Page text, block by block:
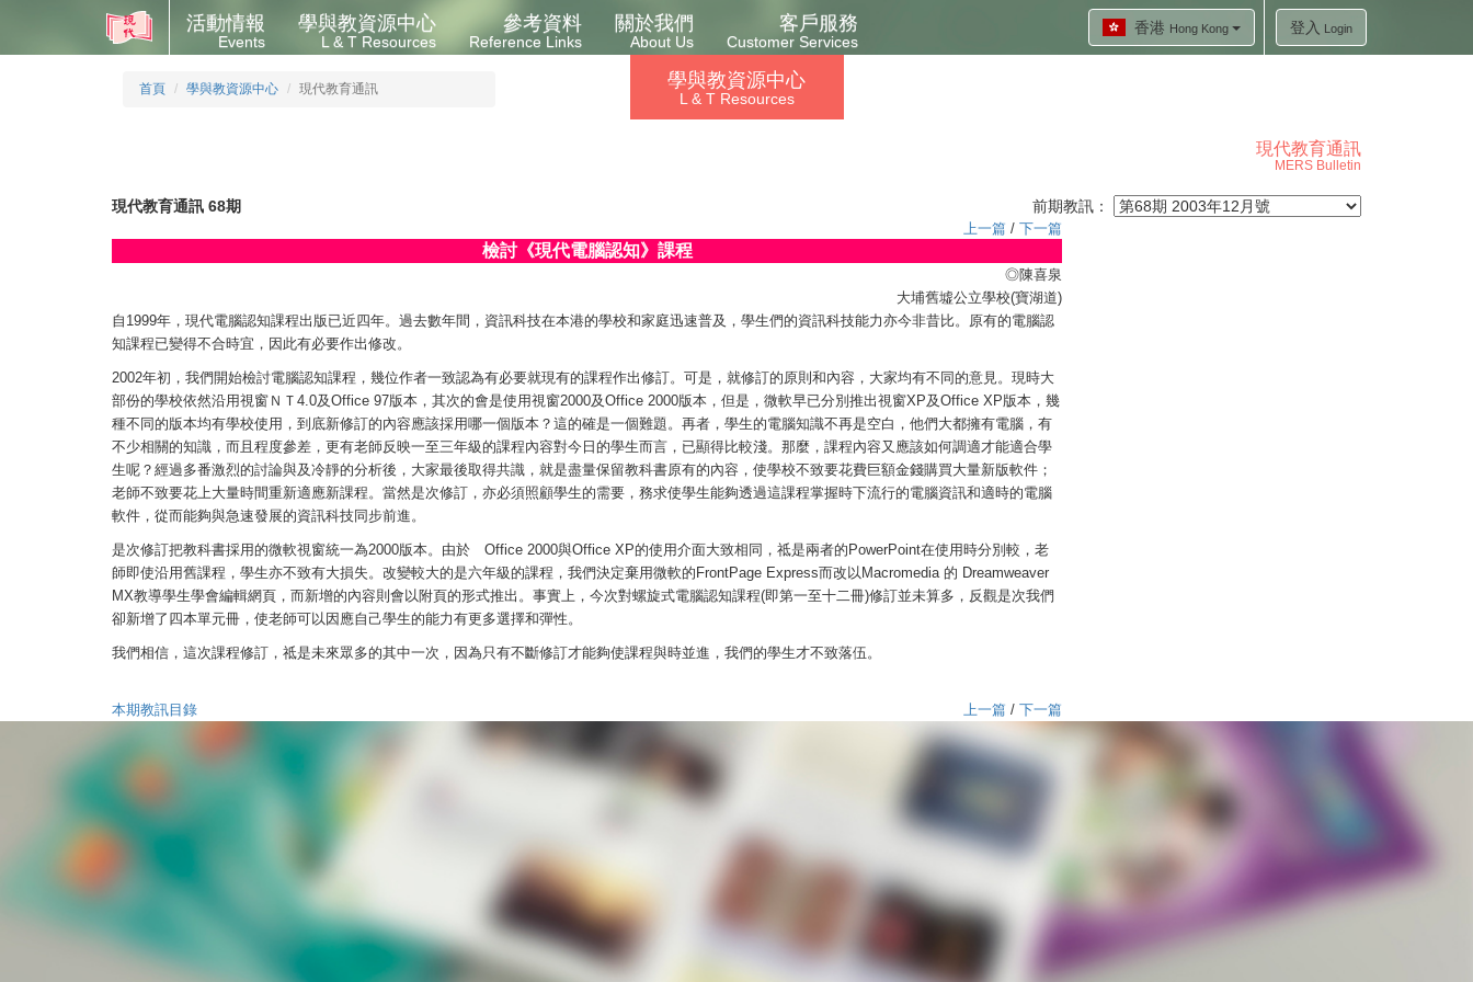
香港 Hong Kong 登入 Login
活動情報
Events
學與教資源中心
L & T Resources
參考資料
Reference Links
關於我們
About Us
客戶服務
Customer Services
首頁 學與教資源中心 現代教育通訊 學與教資源中心
L & T Resources
現代教育通訊
MERS Bulletin
現代教育通訊 68期 前期教訊：
上一篇 / 下一篇
檢討《現代電腦認知》課程
◎陳喜泉
大埔舊墟公立學校(寶湖道)
自1999年，現代電腦認知課程出版已近四年。過去數年間，資訊科技在本港的學校和家庭迅速普及，學生們的資訊科技能力亦今非昔比。原有的電腦認
知課程已變得不合時宜，因此有必要作出修改。
2002年初，我們開始檢討電腦認知課程，幾位作者一致認為有必要就現有的課程作出修訂。可是，就修訂的原則和內容，大家均有不同的意見。現時大
部份的學校依然沿用視窗ＮＴ4.0及Office 97版本，其次的會是使用視窗2000及Office 2000版本，但是，微軟早已分別推出視窗XP及Office XP版本，幾
種不同的版本均有學校使用，到底新修訂的內容應該採用哪一個版本？這的確是一個難題。再者，學生的電腦知識不再是空白，他們大都擁有電腦，有
不少相關的知識，而且程度參差，更有老師反映一至三年級的課程內容對今日的學生而言，已顯得比較淺。那麼，課程內容又應該如何調適才能適合學
生呢？經過多番激烈的討論與及冷靜的分析後，大家最後取得共識，就是盡量保留教科書原有的內容，使學校不致要花費巨額金錢購買大量新版軟件；
老師不致要花上大量時間重新適應新課程。當然是次修訂，亦必須照顧學生的需要，務求使學生能夠透過這課程掌握時下流行的電腦資訊和適時的電腦
軟件，從而能夠與急速發展的資訊科技同步前進。
是次修訂把教科書採用的微軟視窗統一為2000版本。由於 Office 2000與Office XP的使用介面大致相同，祗是兩者的PowerPoint在使用時分別較，老
師即使沿用舊課程，學生亦不致有大損失。改變較大的是六年級的課程，我們決定棄用微軟的FrontPage Express而改以Macromedia 的 Dreamweaver
MX教導學生學會編輯網頁，而新增的內容則會以附頁的形式推出。事實上，今次對螺旋式電腦認知課程(即第一至十二冊)修訂並未算多，反觀是次我們
卻新增了四本單元冊，使老師可以因應自己學生的能力有更多選擇和彈性。
我們相信，這次課程修訂，祗是未來眾多的其中一次，因為只有不斷修訂才能夠使課程與時並進，我們的學生才不致落伍。
本期教訊目錄 上一篇 / 下一篇